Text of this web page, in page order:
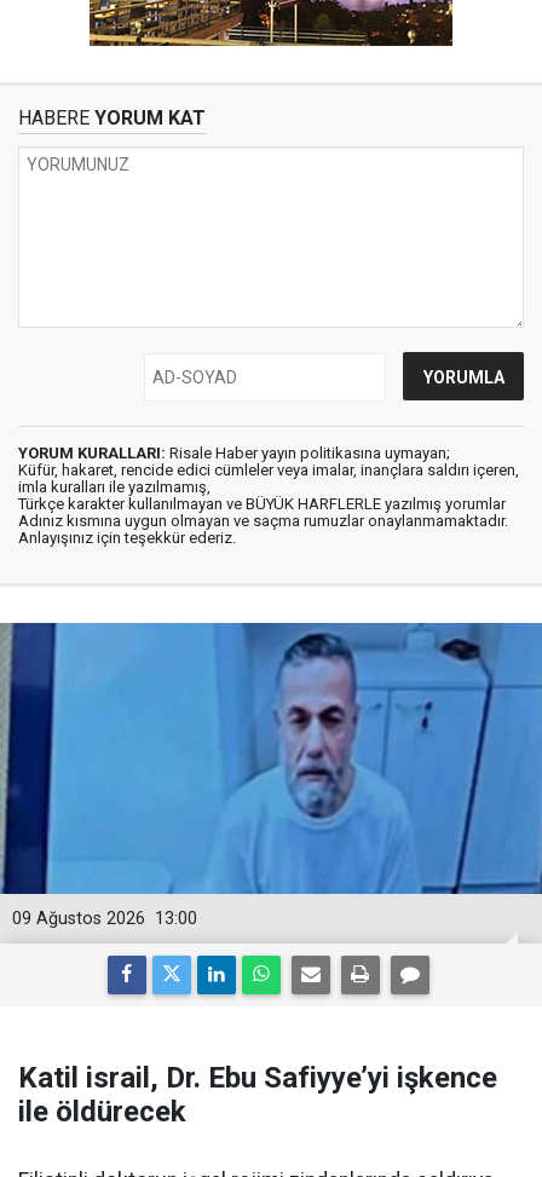
HABERE YORUM KAT
YORUM KURALLARI: Risale Haber yayın politikasına uymayan;
Küfür, hakaret, rencide edici cümleler veya imalar, inançlara saldırı içeren,
imla kuralları ile yazılmamış,
Türkçe karakter kullanılmayan ve BÜYÜK HARFLERLE yazılmış yorumlar
Adınız kısmına uygun olmayan ve saçma rumuzlar onaylanmamaktadır.
Anlayışınız için teşekkür ederiz.
13:00
09 Ağustos 2026
Katil israil, Dr. Ebu Safiyye’yi işkence
ile öldürecek